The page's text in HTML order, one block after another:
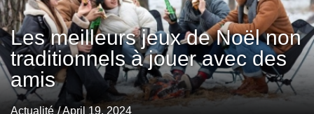
Les meilleurs jeux de Noël non
traditionnels à jouer avec des
amis
Actualité / April 19, 2024